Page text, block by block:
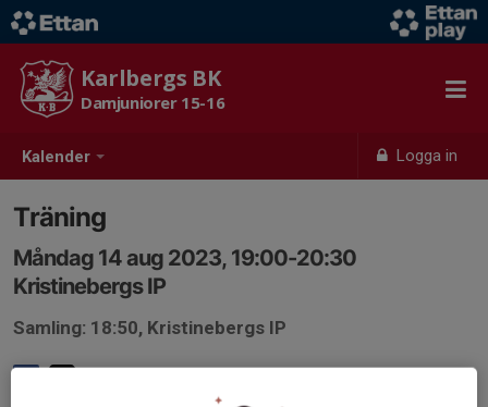
Kalender Logga in
Karlbergs BK
Damjuniorer 15-16
Träning
Måndag 14 aug 2023, 19:00-20:30
Kristinebergs IP
Samling: 18:50, Kristinebergs IP